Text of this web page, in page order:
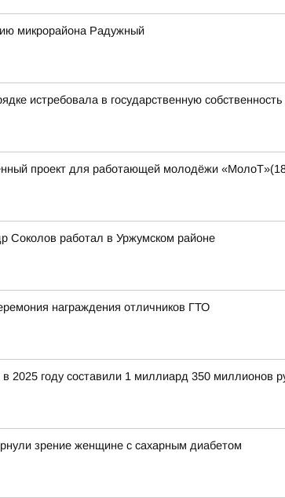
микрорайона Радужный
истребовала в государственную
проект для работающей молодёжи
Соколов работал в Уржумском районе
награждения отличников ГТО
2025 году составили 1 миллиард 350 миллионов
зрение женщине с сахарным диабетом